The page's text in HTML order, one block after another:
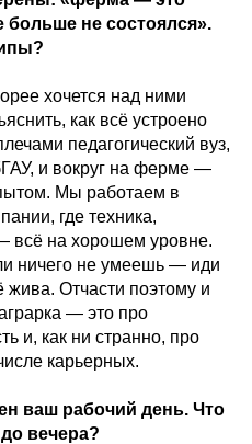
больше не состоялся».
хочется над ними
как всё устроено
педагогический вуз,
и вокруг на ферме —
Мы работаем в
где техника,
всё на хорошем уровне.
ничего не умеешь — иди
жива. Отчасти поэтому и
— это про
и, как ни странно, про
карьерных.
ваш рабочий день. Что
вечера?